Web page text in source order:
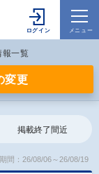
報一覧
変更
掲載終了間近
間：26/08/06～26/08/19